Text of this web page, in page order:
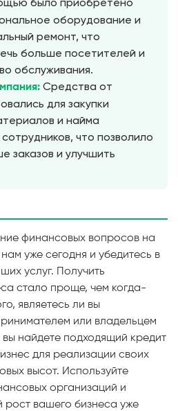
оборудование и
ремонт, что
больше посетителей и
обслуживания.
Средства от
для закупки
и найма
что позволило
заказов и улучшить
финансовых вопросов на
уже сегодня и убедитесь в
услуг. Получить
стало проще, чем когда-
являетесь ли вы
или владельцем
вы найдете подходящий кредит
для реализации своих
высот. Используйте
организаций и
рост вашего бизнеса уже